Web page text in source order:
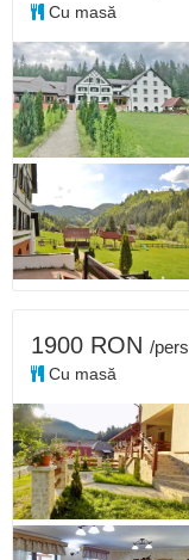
Cu masă
1900 RON /pers
Cu masă